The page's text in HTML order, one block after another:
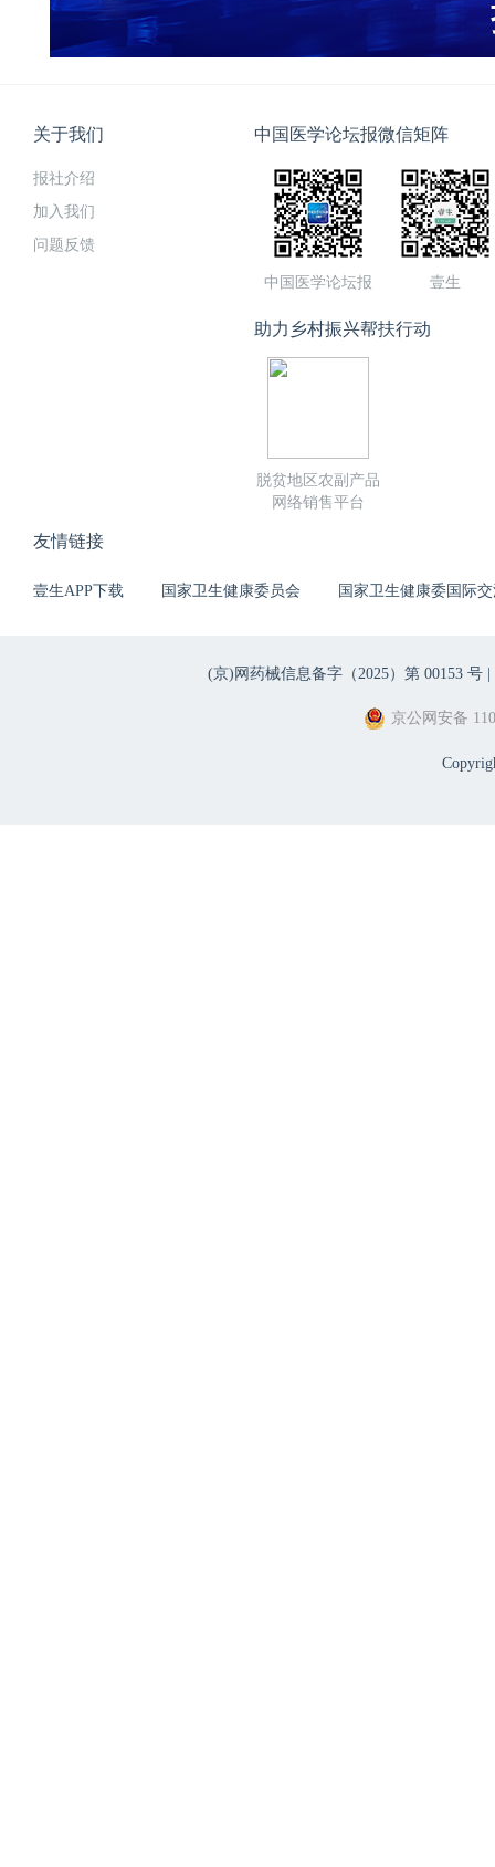
关于我们
报社介绍
加入我们
问题反馈
中国医学论坛报微信矩阵
中国医学论坛报 壹生
助力乡村振兴帮扶行动
脱贫地区农副产品
网络销售平台
友情链接
壹生APP下载 国家卫生健康委员会 国家卫生健康委国际
(京)网药械信息备字（2025）第 00153 号 |
京公网安备